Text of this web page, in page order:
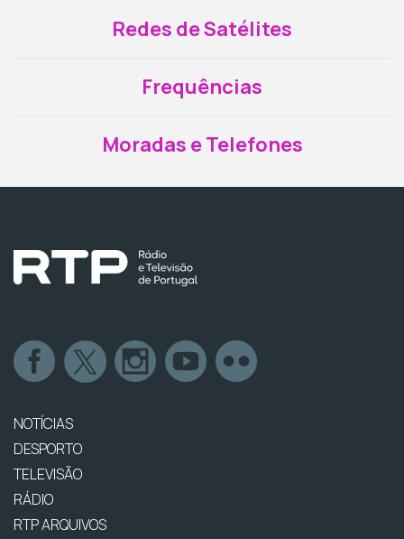
Redes de Satélites
Frequências
Moradas e Telefones
NOTÍCIAS
DESPORTO
TELEVISÃO
RÁDIO
RTP ARQUIVOS